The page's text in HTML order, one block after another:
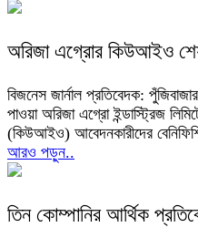
অরিজা এগ্রোর কিউআইও
বিজনেস জার্নাল প্রতিবেদক:
পাওয়া অরিজা এগ্রো ইন্ডাস্ট্রিজ
(কিউআইও) আবেদনকারীদের
আরও পড়ুন..
তিন কোম্পানির আর্থিক